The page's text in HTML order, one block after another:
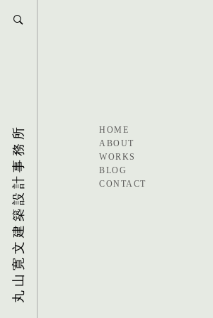
丸山寛文建築設計事務所
HOME
ABOUT
WORKS
BLOG
CONTACT